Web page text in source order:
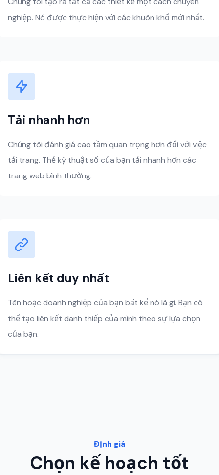
nghiệp. Nó được thực hiện với các khuôn khổ mới nhất.
Tải nhanh hơn
Chúng tôi đánh giá cao tầm quan trọng hơn đối với việc
tải trang. Thẻ kỹ thuật số của bạn tải nhanh hơn các
trang web bình thường.
Liên kết duy nhất
Tên hoặc doanh nghiệp của bạn bất kể nó là gì. Bạn có
thể tạo liên kết danh thiếp của mình theo sự lựa chọn
của bạn.
Định giá
Chọn kế hoạch tốt